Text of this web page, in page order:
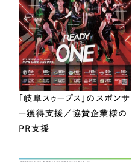
「岐阜スゥープス」のスポンサ
ー獲得支援／協賛企業様の
PR支援